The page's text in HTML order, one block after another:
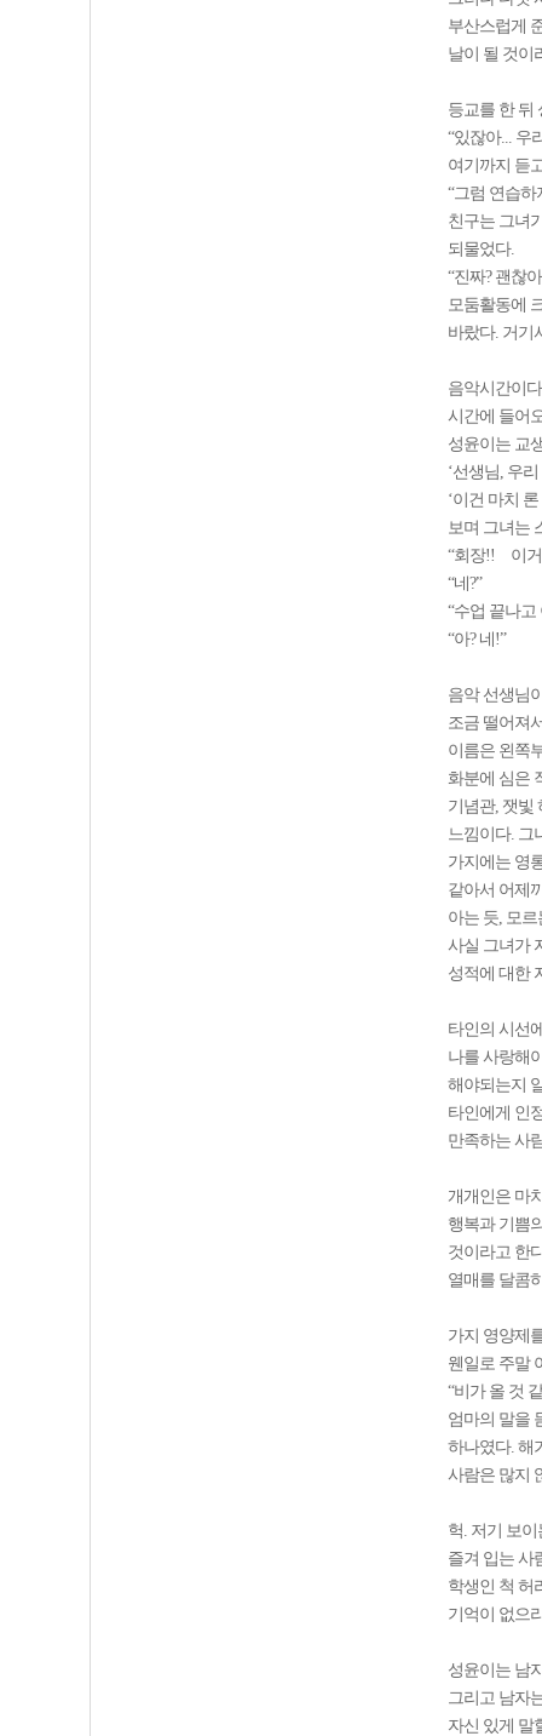
부산스럽게
날이 될 것이
등교를 한 뒤
“있잖아... 우
여기까지 듣
“그럼 연습하
친구는 그녀
되물었다.
“진짜? 괜찮아
모둠활동에
바랐다. 거기
음악시간이
시간에 들어
성윤이는 교
‘선생님, 우
‘이건 마치
보며 그녀는
“회장!! 이거
“네?”
“수업 끝나고
“아? 네!”
음악 선생님
조금 떨어져
이름은 왼쪽
화분에 심은
기념관, 잿빛
느낌이다. 그
가지에는 영
같아서 어제
아는 듯, 모
사실 그녀가
성적에 대한
타인의 시선
나를 사랑해
해야되는지
타인에게 인
만족하는 사
개개인은 마
행복과 기쁨
것이라고 한
열매를 달콤
가지 영양제
웬일로 주말
“비가 올 것
엄마의 말을
하나였다. 해
사람은 많지
헉. 저기 보
즐겨 입는 사
학생인 척 허
기억이 없으
성윤이는 남
그리고 남자
자신 있게 말